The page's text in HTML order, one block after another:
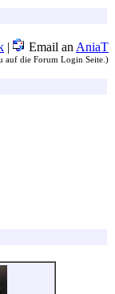
| Email an AniaT
auf die Forum Login Seite.)